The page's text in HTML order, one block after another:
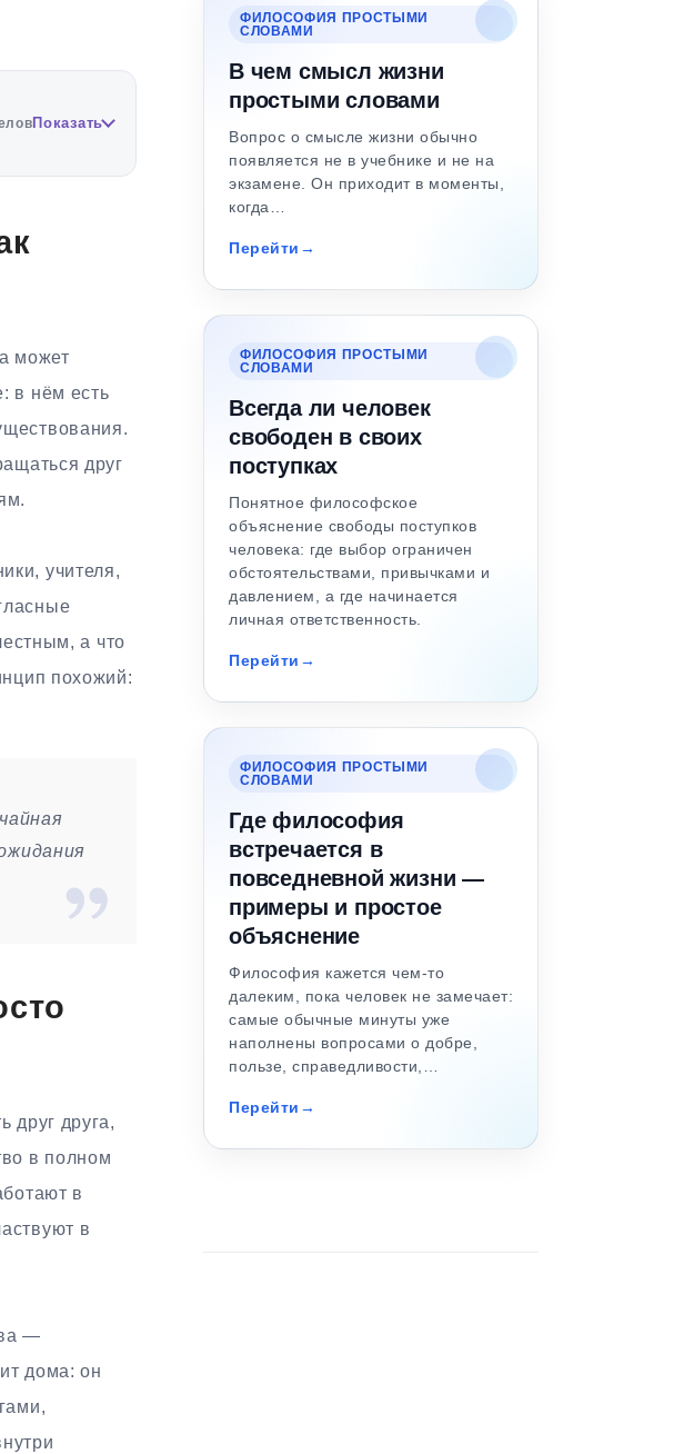
Показать
может
в нём есть
друг
учителя,
а что
похожий:
друг друга,
в полном
в
в
—
дома: он
ФИЛОСОФИЯ ПРОСТЫМИ
СЛОВАМИ
В чем смысл жизни
простыми словами
Вопрос о смысле жизни обычно
появляется не в учебнике и не на
экзамене. Он приходит в моменты,
когда…
Перейти
ФИЛОСОФИЯ ПРОСТЫМИ
СЛОВАМИ
Всегда ли человек
свободен в своих
поступках
Понятное философское
объяснение свободы поступков
человека: где выбор ограничен
обстоятельствами, привычками и
давлением, а где начинается
личная ответственность.
Перейти
ФИЛОСОФИЯ ПРОСТЫМИ
СЛОВАМИ
Где философия
встречается в
повседневной жизни —
примеры и простое
объяснение
Философия кажется чем-то
далеким, пока человек не замечает:
самые обычные минуты уже
наполнены вопросами о добре,
пользе, справедливости,…
Перейти